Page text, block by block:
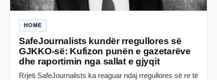
HOME
SafeJournalists kundër rregullores së
GJKKO-së: Kufizon punën e gazetarëve
dhe raportimin nga sallat e gjyqit
Rrjeti SafeJournalists ka reaguar ndaj rregullores së re të